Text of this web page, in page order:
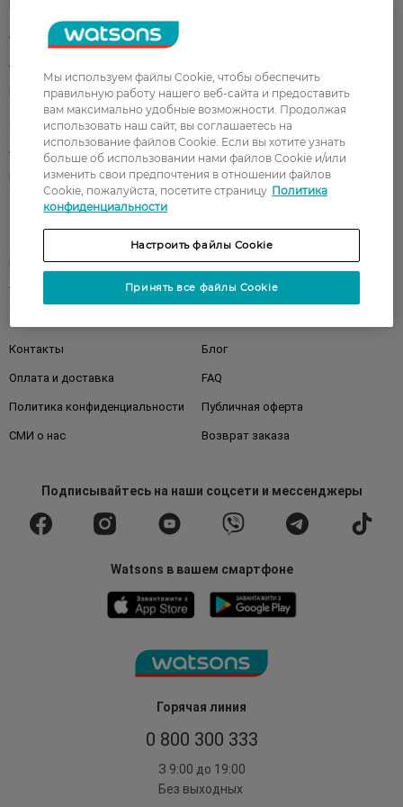
Горячая линия
0 800 300 333
З 9:00 до 19:00
Без выходных
Акции
Лицо
Подарки Детям
Волосы
Аксессуары Дерматокосметика
Бренды
Клиентам
Правила и условия Магазины
Watsons Club Подарочные сертификаты
Контакты Блог
Оплата и доставка FAQ
Политика конфиденциальности Публичная оферта
СМИ о нас Возврат заказа
Подписывайтесьна наши соцсети и мессенджеры
Watsons в вашем смартфоне
Мы используем файлы Cookie, чтобы обеспечить
правильную работу нашего веб-сайта и предоставить
вам максимально удобные возможности. Продолжая
использовать наш сайт, вы соглашаетесь на
использование файлов Cookie. Если вы хотите узнать
больше об использовании нами файлов Cookie и/или
изменить свои предпочтения в отношении файлов
Cookie, пожалуйста, посетите страницу Политика
конфиденциальности
Настроить файлы Cookie
Принять все файлы Cookie